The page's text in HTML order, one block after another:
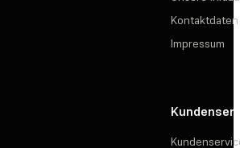
Kontaktdaten
Impressum